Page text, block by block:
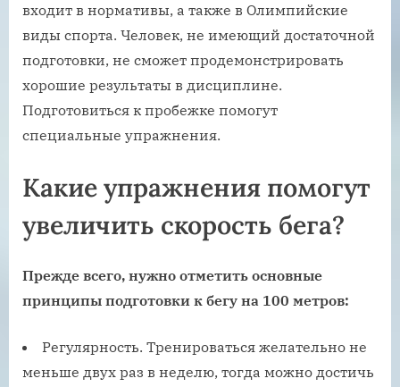
входит в нормативы, а также в Олимпийские
виды спорта. Человек, не имеющий достаточной
подготовки, не сможет продемонстрировать
хорошие результаты в дисциплине.
Подготовиться к пробежке помогут
специальные упражнения.
Какие упражнения помогут
увеличить скорость бега?
Прежде всего, нужно отметить основные
принципы подготовки к бегу на 100 метров:
Регулярность. Тренироваться желательно не
меньше двух раз в неделю, тогда можно достичь